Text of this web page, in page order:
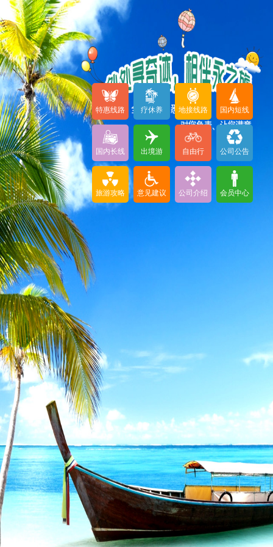
特惠线路 疗休养 地接线路 国内短线
国内长线 出境游 自由行 公司公告
旅游攻略 意见建议 公司介绍 会员中心